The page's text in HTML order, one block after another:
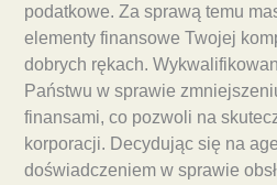
podatkowe. Za sprawą temu
elementy finansowe Twojej
dobrych rękach.
Państwu w sprawie
finansami, co pozwoli na
korporacji. Decydując się na
doświadczeniem w sprawie